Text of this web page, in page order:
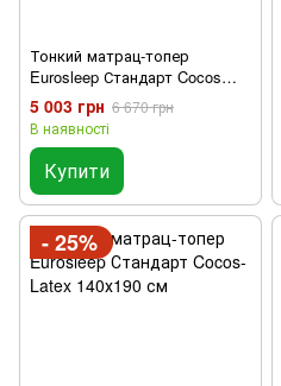
Тонкий матрац-топер
Eurosleep Стандарт Cocos
140х190 см
5 003 грн 6 670 грн
В наявності
Купити
- 25%